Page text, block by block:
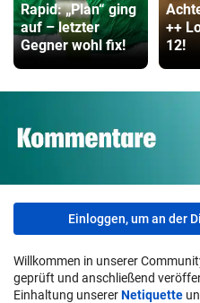
Rapid: „Plan“ ging
auf – letzter
Gegner wohl fix!
++
12!
Einloggen, um an der
Willkommen in unserer
geprüft und anschließend
Einhaltung unsererNetiquette